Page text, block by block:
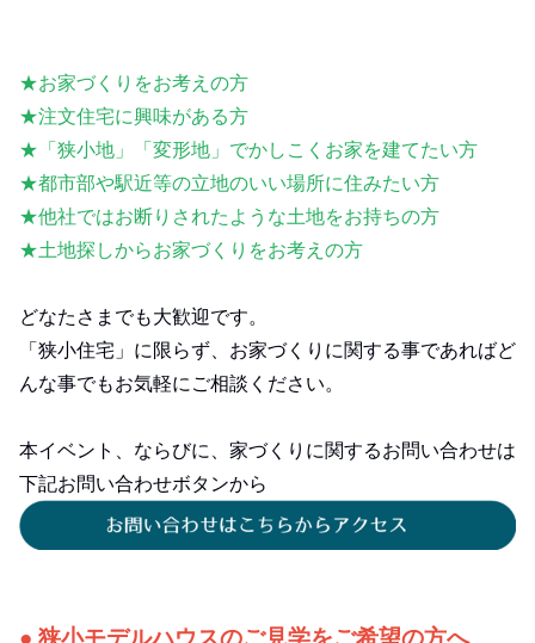
★お家づくりをお考えの方
★注文住宅に興味がある方
★「狭小地」「変形地」でかしこくお家を建てたい方
★都市部や駅近等の立地のいい場所に住みたい方
★他社ではお断りされたような土地をお持ちの方
★土地探しからお家づくりをお考えの方
どなたさまでも大歓迎です。
「狭小住宅」に限らず、お家づくりに関する事であればど
んな事でもお気軽にご相談ください。
本イベント、ならびに、家づくりに関するお問い合わせは
下記お問い合わせボタンから
● 狭小モデルハウスのご見学をご希望の方へ